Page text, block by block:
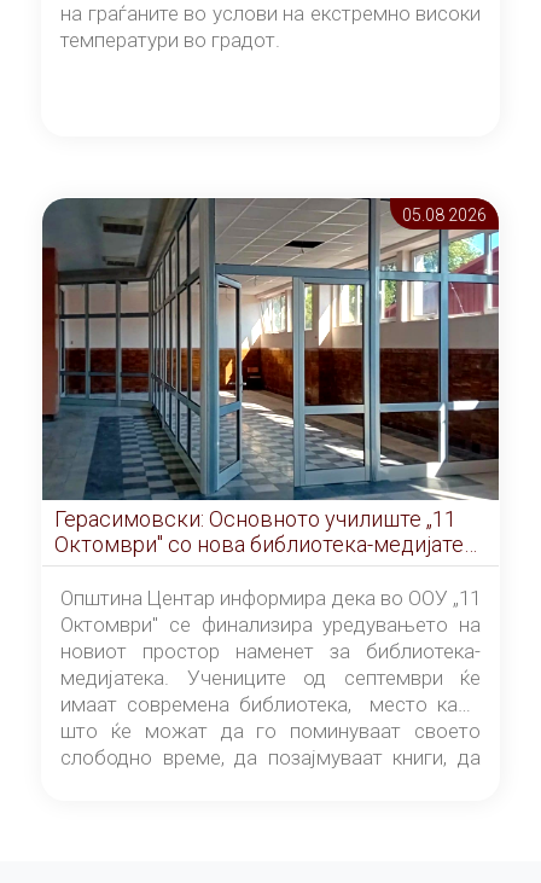
на граѓаните во услови на екстремно високи
температури во градот.
05.08 2026
Герасимовски: Основното училиште „11
Октомври" со нова библиотека-медијатека
од септември
Општина Центар информира дека во ООУ „11
Октомври" се финализира уредувањето на
новиот простор наменет за библиотека-
медијатека. Учениците од септември ќе
имаат современа библиотека, место каде
што ќе можат да го поминуваат своето
слободно време, да позајмуваат книги, да